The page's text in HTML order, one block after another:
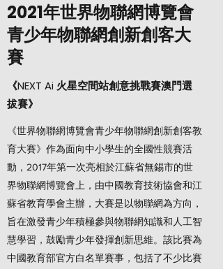
2021年世界物聯網博覽會
青少年物聯網創新創客大
賽
《NEXT Ai 火星空間站創意挑戰賽澳門選
拔賽》
《世界物聯網博覽會青少年物聯網創新創客教
育大賽》作為面向中小學生的全國性競賽活
動，2017年第一次亮相於江蘇省無錫市的世
界物聯網博覽會上，由中國教育技術協會和江
蘇省教育學會主辦，大賽是以物聯網為方向，
旨在激發青少年積極參與物聯網知識和人工智
慧學習，鼓勵青少年發揮創新思維。該比賽為
中國教育部官方白名單賽事，包括了不少比賽